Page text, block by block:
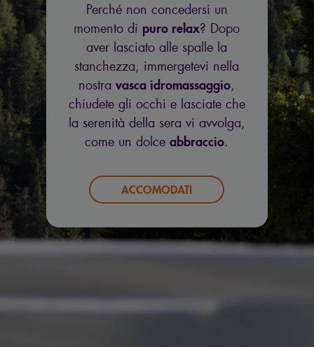
Perché non concedersi un
momento di puro relax? Dopo
aver lasciato alle spalle la
stanchezza, immergetevi nella
nostravasca idromassaggio,
chiudete gli occhi e lasciate che
la serenità della sera vi avvolga,
come un dolceabbraccio.
ACCOMODATI